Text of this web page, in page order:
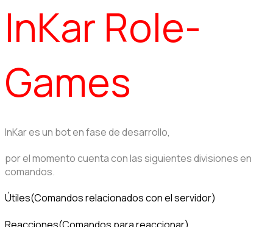
InKar Role-
Games
InKar es un bot en fase de desarrollo,
por el momento cuenta con las siguientes divisiones en
comandos.
Útiles(Comandos relacionados con el servidor)